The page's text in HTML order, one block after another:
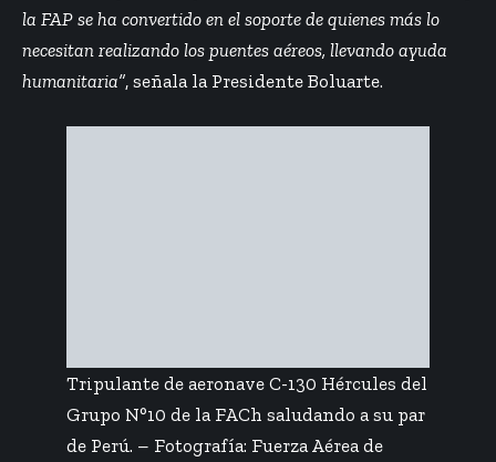
la FAP se ha convertido en el soporte de quienes más lo
necesitan realizando los puentes aéreos, llevando ayuda
humanitaria”, señala la Presidente Boluarte.
Tripulante de aeronave C-130 Hércules del
Grupo N°10 de la FACh saludando a su par
de Perú. – Fotografía: Fuerza Aérea de